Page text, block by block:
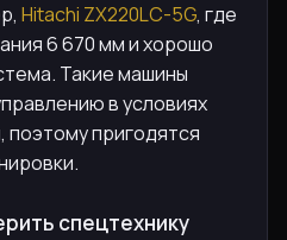
Hitachi ZX220LC-5G, где
6 670 мм и хорошо
Такие машины
в условиях
поэтому пригодятся
спецтехнику